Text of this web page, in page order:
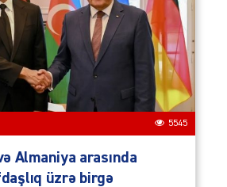
5545
Almaniya arasında
üzrə birgə